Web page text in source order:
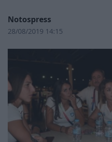
Notospress
28/08/2019 14:15